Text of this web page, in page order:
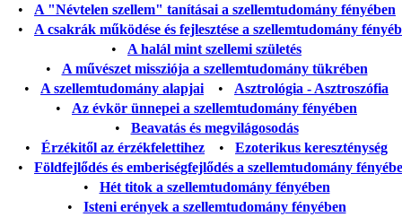
• A "Névtelen szellem" tanításai a szellemtudomány fényében
• A csakrák működése és fejlesztése a szellemtudomány
• A halál mint szellemi születés
• A művészet missziója a szellemtudomány tükrében
• A szellemtudomány alapjai • Asztrológia - Asztroszófia
• Az évkör ünnepei a szellemtudomány fényében
• Beavatás és megvilágosodás
• Érzékitől az érzékfelettihez • Ezoterikus kereszténység
• Földfejlődés és emberiségfejlődés a szellemtudomány
• Hét titok a szellemtudomány fényében
• Isteni erények a szellemtudomány fényében